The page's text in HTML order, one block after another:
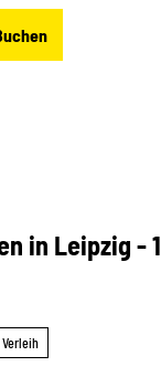
in Leipzig - 1
Verleih